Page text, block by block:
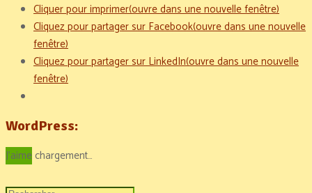
Cliquer pour imprimer(ouvre dans une nouvelle fenêtre)
Cliquez pour partager sur Facebook(ouvre dans une nouvelle
fenêtre)
Cliquez pour partager sur LinkedIn(ouvre dans une nouvelle
fenêtre)
WordPress:
J'aime chargement…